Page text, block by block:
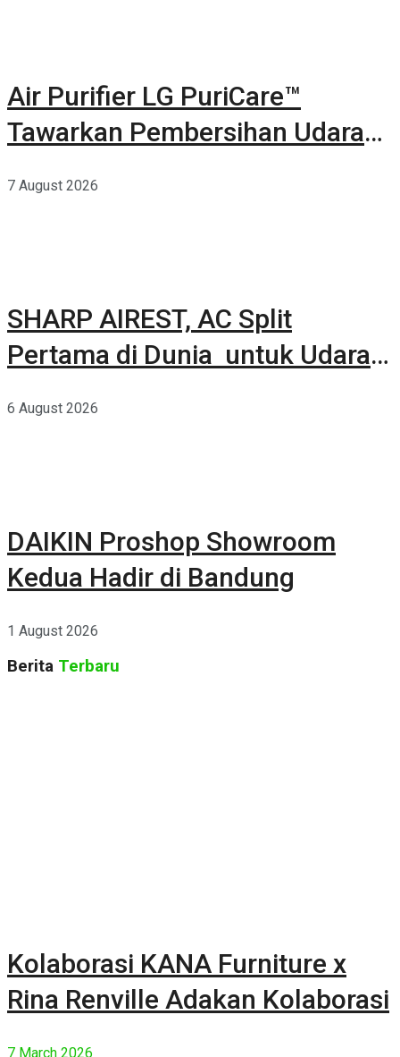
Air Purifier LG PuriCare™
Tawarkan Pembersihan Udara
7 August 2026
SHARP AIREST, AC Split
Pertama di Dunia untuk Udara
6 August 2026
DAIKIN Proshop Showroom
Kedua Hadir di Bandung
1 August 2026
Berita Terbaru
Kolaborasi KANA Furniture x
Rina Renville Adakan Kolaborasi
7 March 2026